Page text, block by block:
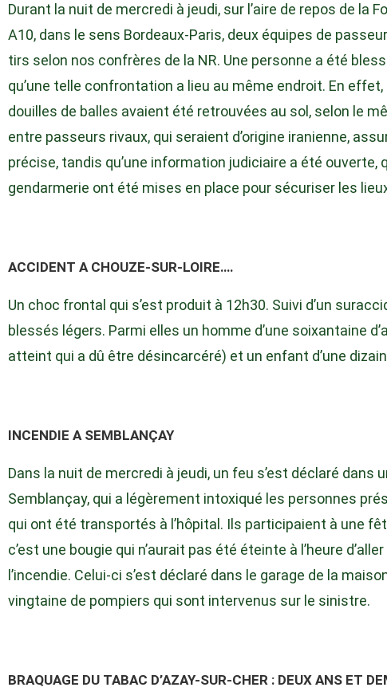
Durant la nuit de mercredi à jeudi, sur l’aire de repos de la
A10, dans le sens Bordeaux-Paris, deux équipes de
tirs selon nos confrères de la NR. Une personne a été
qu’une telle confrontation a lieu au même endroit. En
douilles de balles avaient été retrouvées au sol, selon le
entre passeurs rivaux, qui seraient d’origine iranienne,
précise, tandis qu’une information judiciaire a été ouverte,
gendarmerie ont été mises en place pour sécuriser les
ACCIDENT A CHOUZE-SUR-LOIRE….
Un choc frontal qui s’est produit à 12h30. Suivi d’un
blessés légers. Parmi elles un homme d’une soixantaine
atteint qui a dû être désincarcéré) et un enfant d’une
INCENDIE A SEMBLANÇAY
Dans la nuit de mercredi à jeudi, un feu s’est déclaré dans
Semblançay, qui a légèrement intoxiqué les personnes
qui ont été transportés à l’hôpital. Ils participaient à une
c’est une bougie qui n’aurait pas été éteinte à l’heure
l’incendie. Celui-ci s’est déclaré dans le garage de la
vingtaine de pompiers qui sont intervenus sur le sinistre.
BRAQUAGE DU TABAC D’AZAY-SUR-CHER : DEUX ANS ET